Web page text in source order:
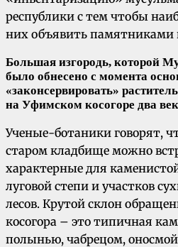
республики с тем чтобы
них объявить памятниками
Большая изгородь, которой
было обнесено с момента
«законсервировать»
на Уфимском косогоре два
Ученые-ботаники говорят,
старом кладбище можно
характерные для
луговой степи и участков
лесов. Крутой склон
косогора – это типичная
полынью, чабрецом,